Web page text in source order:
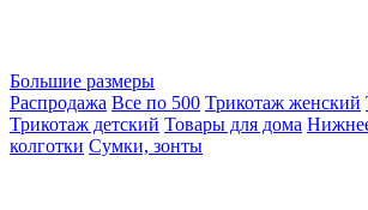
Большие размеры
Распродажа Все по 500 Трикотаж женский
Трикотаж детский Товары для дома
колготки Сумки, зонты